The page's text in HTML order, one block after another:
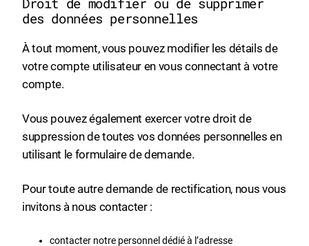
des données personnelles
À tout moment, vous pouvez modifier les détails de
votre compte utilisateur en vous connectant à votre
compte.
Vous pouvez également exercer votre droit de
suppression de toutes vos données personnelles en
utilisant le formulaire de demande.
Pour toute autre demande de rectification, nous vous
invitons à nous contacter :
contacter notre personnel dédié à l’adresse